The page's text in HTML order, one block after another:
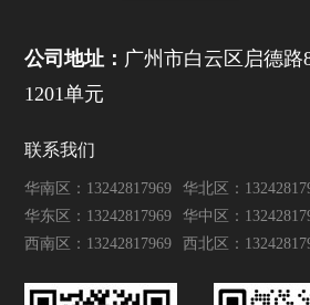
公司地址： 广州市白云区启德路
1201单元
联系我们
华南区：13242817969
华北区：
华东区：13242817969
华中区：
西南区：13242817969
西北区：